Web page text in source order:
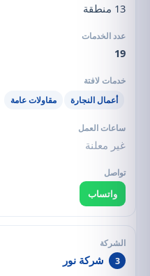
13 منطقة
19
أعمال النجارة مقاولات عامة
غير معلنة
واتساب
3 شركة نور